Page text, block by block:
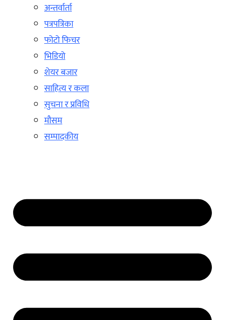
अन्तर्वार्ता
पत्रपत्रिका
फोटो फिचर
भिडियो
शेयर बजार
साहित्य र कला
सुचना र प्रविधि
मौसम
सम्पादकीय